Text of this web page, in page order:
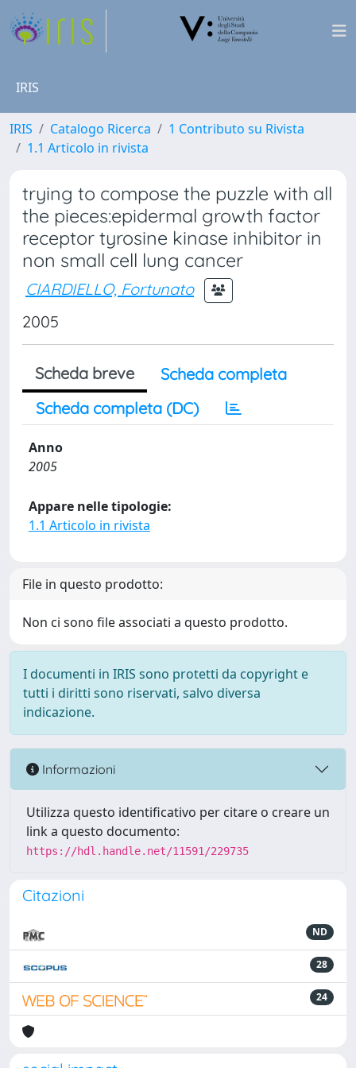
IRIS
IRIS Catalogo Ricerca
1 Contributo su Rivista
1.1 Articolo in rivista
trying to compose the puzzle with all
the pieces:epidermal growth factor
receptor tyrosine kinase inhibitor in
non small cell lung cancer
CIARDIELLO, Fortunato
2005
Scheda breve
Scheda completa
Scheda completa (DC)
Anno
2005
Appare nelle tipologie:
1.1 Articolo in rivista
File in questo prodotto:
Non ci sono file associati a questo prodotto.
I documenti in IRIS sono protetti da copyright e
tutti i diritti sono riservati, salvo diversa
indicazione.
Informazioni
Utilizza questo identificativo per citare o creare un
link a questo documento:
https://hdl.handle.net/11591/229735
Citazioni
ND
28
24